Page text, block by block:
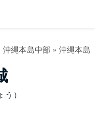
沖縄本島中部 » 沖縄本島
）